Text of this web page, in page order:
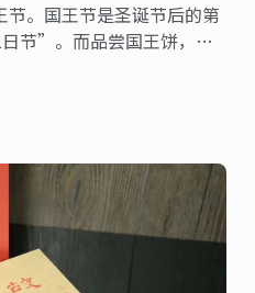
。国王节是圣诞节后的第
节”。而品尝国王饼，在